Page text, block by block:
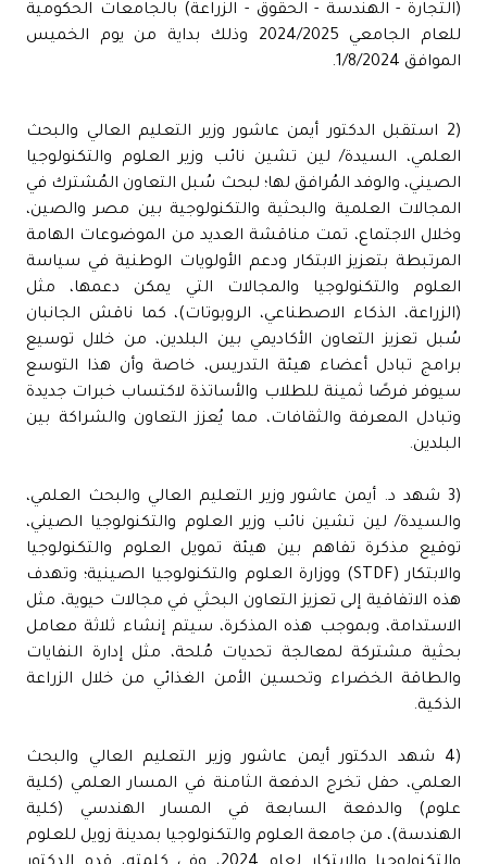
(التجارة - الهندسة - الحقوق - الزراعة) بالجامعات الحكومية
للعام الجامعي 2024/2025 وذلك بداية من يوم الخميس
الموافق 1/8/2024.
(2 استقبل الدكتور أيمن عاشور وزير التعليم العالي والبحث
العلمي، السيدة/ لين تشين نائب وزير العلوم والتكنولوجيا
الصيني، والوفد المُرافق لها؛ لبحث سُبل التعاون المُشترك في
المجالات العلمية والبحثية والتكنولوجية بين مصر والصين،
وخلال الاجتماع، تمت مناقشة العديد من الموضوعات الهامة
المرتبطة بتعزيز الابتكار ودعم الأولويات الوطنية في سياسة
العلوم والتكنولوجيا والمجالات التي يمكن دعمها، مثل
(الزراعة، الذكاء الاصطناعي، الروبوتات)، كما ناقش الجانبان
سُبل تعزيز التعاون الأكاديمي بين البلدين، من خلال توسيع
برامج تبادل أعضاء هيئة التدريس، خاصة وأن هذا التوسع
سيوفر فرصًا ثمينة للطلاب والأساتذة لاكتساب خبرات جديدة
وتبادل المعرفة والثقافات، مما يُعزز التعاون والشراكة بين
البلدين.
(3 شهد د. أيمن عاشور وزير التعليم العالي والبحث العلمي،
والسيدة/ لين تشين نائب وزير العلوم والتكنولوجيا الصيني،
توقيع مذكرة تفاهم بين هيئة تمويل العلوم والتكنولوجيا
والابتكار (STDF) ووزارة العلوم والتكنولوجيا الصينية؛ وتهدف
هذه الاتفاقية إلى تعزيز التعاون البحثي في مجالات حيوية، مثل
الاستدامة، وبموجب هذه المذكرة، سيتم إنشاء ثلاثة معامل
بحثية مشتركة لمعالجة تحديات مُلحة، مثل إدارة النفايات
والطاقة الخضراء وتحسين الأمن الغذائي من خلال الزراعة
الذكية.
(4 شهد الدكتور أيمن عاشور وزير التعليم العالي والبحث
العلمي، حفل تخرج الدفعة الثامنة في المسار العلمي (كلية
علوم) والدفعة السابعة في المسار الهندسي (كلية
الهندسة)، من جامعة العلوم والتكنولوجيا بمدينة زويل للعلوم